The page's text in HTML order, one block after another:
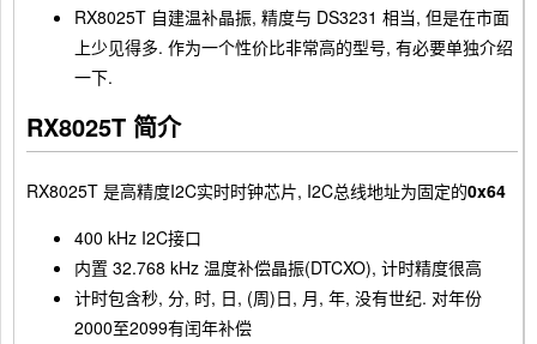
RX8025T 自建温补晶振, 精度与 DS3231 相当, 但是在市面
上少见得多. 作为一个性价比非常高的型号, 有必要单独介绍
一下.
RX8025T 简介
RX8025T 是高精度I2C实时时钟芯片, I2C总线地址为固定的0x64
400 kHz I2C接口
内置 32.768 kHz 温度补偿晶振(DTCXO), 计时精度很高
计时包含秒, 分, 时, 日, (周)日, 月, 年, 没有世纪. 对年份
2000至2099有闰年补偿